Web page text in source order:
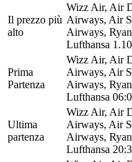
Il prezzo più
alto
Wizz Air, Air
Airways, Air
Airways,
Lufthansa
Prima
Partenza
Wizz Air, Air
Airways, Air
Airways,
Lufthansa
Ultima
partenza
Wizz Air, Air
Airways, Air
Airways,
Lufthansa